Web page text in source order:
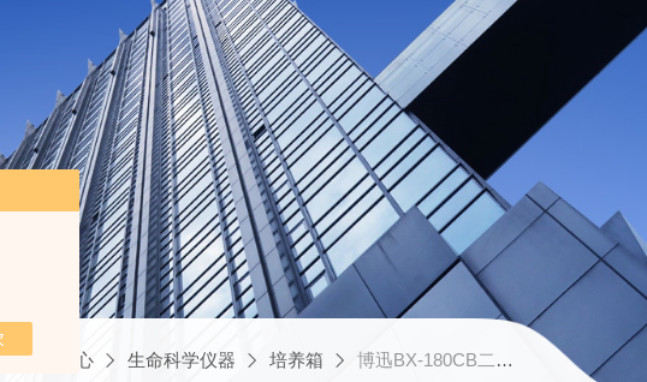
产品中心 生命科学仪器 培养箱 博迅BX-180CB二氧化碳培养箱（紫外杀菌）